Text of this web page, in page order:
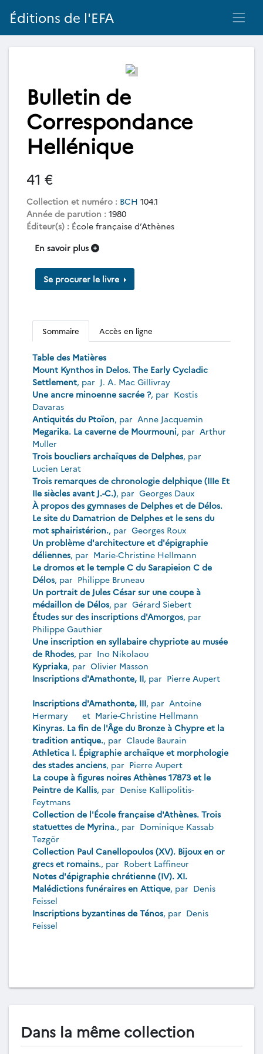
Éditions de l'EFA
Bulletin de
Correspondance
Hellénique
41 €
Collection et numéro : BCH 104.1
Année de parution : 1980
Éditeur(s) : École française d’Athènes
En savoir plus
Se procurer le livre
Sommaire Accès en ligne
Table des Matières
Mount Kynthos in Delos. The Early Cycladic
Settlement, par J. A. Mac Gillivray
Une ancre minoenne sacrée ?, par Kostis
Davaras
Antiquités du Ptoïon, par Anne Jacquemin
Megarika. La caverne de Mourmouni, par Arthur
Muller
Trois boucliers archaïques de Delphes, par
Lucien Lerat
Trois remarques de chronologie delphique (IIIe Et
IIe siècles avant J.-C.), par Georges Daux
À propos des gymnases de Delphes et de Délos.
Le site du Damatrion de Delphes et le sens du
mot sphairistérion., par Georges Roux
Un problème d'architecture et d'épigraphie
déliennes, par Marie-Christine Hellmann
Le dromos et le temple C du Sarapieion C de
Délos, par Philippe Bruneau
Un portrait de Jules César sur une coupe à
médaillon de Délos, par Gérard Siebert
Études sur des inscriptions d'Amorgos, par
Philippe Gauthier
Une inscription en syllabaire chypriote au musée
de Rhodes, par Ino Nikolaou
Kypriaka, par Olivier Masson
Inscriptions d'Amathonte, II, par Pierre Aupert
Inscriptions d'Amathonte, III, par Antoine
Hermary
et Marie-Christine Hellmann
Kinyras. La fin de l'Âge du Bronze à Chypre et la
tradition antique., par Claude Baurain
Athletica I. Épigraphie archaïque et morphologie
des stades anciens, par Pierre Aupert
La coupe à figures noires Athènes 17873 et le
Peintre de Kallis, par Denise Kallipolitis-
Feytmans
Collection de l'École française d'Athènes. Trois
statuettes de Myrina., par Dominique Kassab
Tezgör
Collection Paul Canellopoulos (XV). Bijoux en or
grecs et romains., par Robert Laffineur
Notes d'épigraphie chrétienne (IV). XI.
Malédictions funéraires en Attique, par Denis
Feissel
Inscriptions byzantines de Ténos, par Denis
Feissel
Dans la même collection